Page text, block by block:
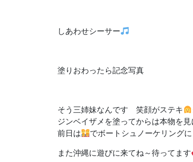
しあわせシーサー
塗りおわったら記念写真
そう三姉妹なんです 笑顔がステキ
ジンベイザメを塗ってからは本物を
前日は
でボートシュノーケリング
また沖縄に遊びに来てね～待ってます